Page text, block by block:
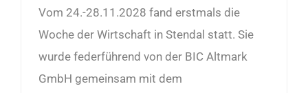
Vom 24.-28.11.2028 fand erstmals die
Woche der Wirtschaft in Stendal statt. Sie
wurde federführend von der BIC Altmark
GmbH gemeinsam mit dem